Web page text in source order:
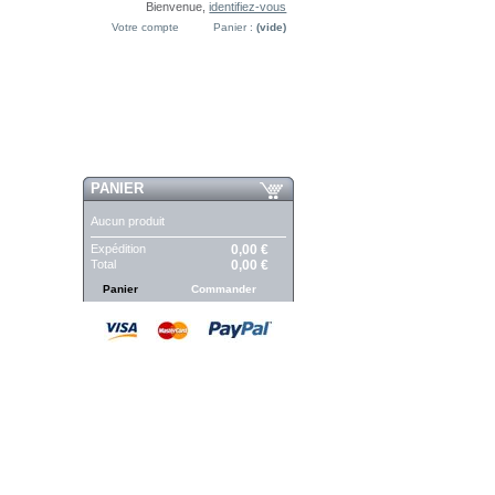
Bienvenue,identifiez-vous
Panier : (vide)
Votre compte
PANIER
Aucun produit
Expédition 0,00 €
Total 0,00 €
Panier Commander